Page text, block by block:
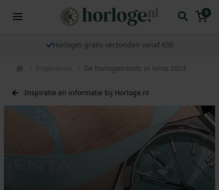
0
Horloges gratis verzonden vanaf €50
Inspiration De horlogetrends in lente 2023
Inspiratie en informatie bij Horloge.nl